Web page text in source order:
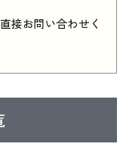
接お問い合わせく